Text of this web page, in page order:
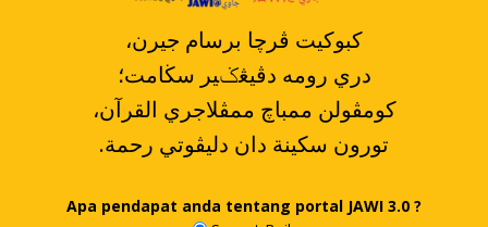
،کبوکيت ڤرچا برسام جيرن
دري رومه دڤيڠݢير سڬامت؛
،کومڤولن ممباچ ممڤلاجري القرآن
.تورون سکينة دان دليڤوتي رحمة
Apa pendapat anda tentang portal JAWI 3.0 ?